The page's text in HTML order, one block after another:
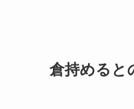
倉持めると